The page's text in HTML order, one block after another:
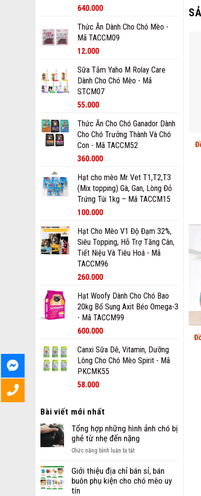
640.000
Thức Ăn Dành Cho Chó Mèo -
Mã TACCM09
12.000
Sữa Tắm Yaho M Rolay Care
Dành Cho Chó Mèo - Mã
STCM07
55.000
Thức Ăn Cho Chó Ganador Dành
Cho Chó Trưởng Thành Và Chó
Con - Mã TACCM52
360.000
Hạt cho mèo Mr Vet T1,T2,T3
(Mix topping) Gà, Gan, Lòng Đỏ
Trứng Túi 1kg – Mã TACCM15
100.000
Hạt Cho Mèo V1 Độ Đạm 32%,
Siêu Topping, Hỗ Trợ Tăng Cân,
Tiết Niệu Và Tiêu Hoá - Mã
TACCM96
260.000
Hạt Woofy Dành Cho Chó Bao
20kg Bổ Sung Axit Béo Omega-3
- Mã TACCM99
600.000
Canxi Sữa Dê, Vitamin, Dưỡng
Lông Cho Chó Mèo Spirit - Mã
PKCMK55
58.000
Bài viết mới nhất
Tổng hợp những hình ảnh chó bị
ghẻ từ nhẹ đến nặng
Chức năng bình luận bị tắtở
hợp
những
Giới thiệu địa chỉ bán sỉ, bán
buôn phụ kiện cho chó mèo uy
tín